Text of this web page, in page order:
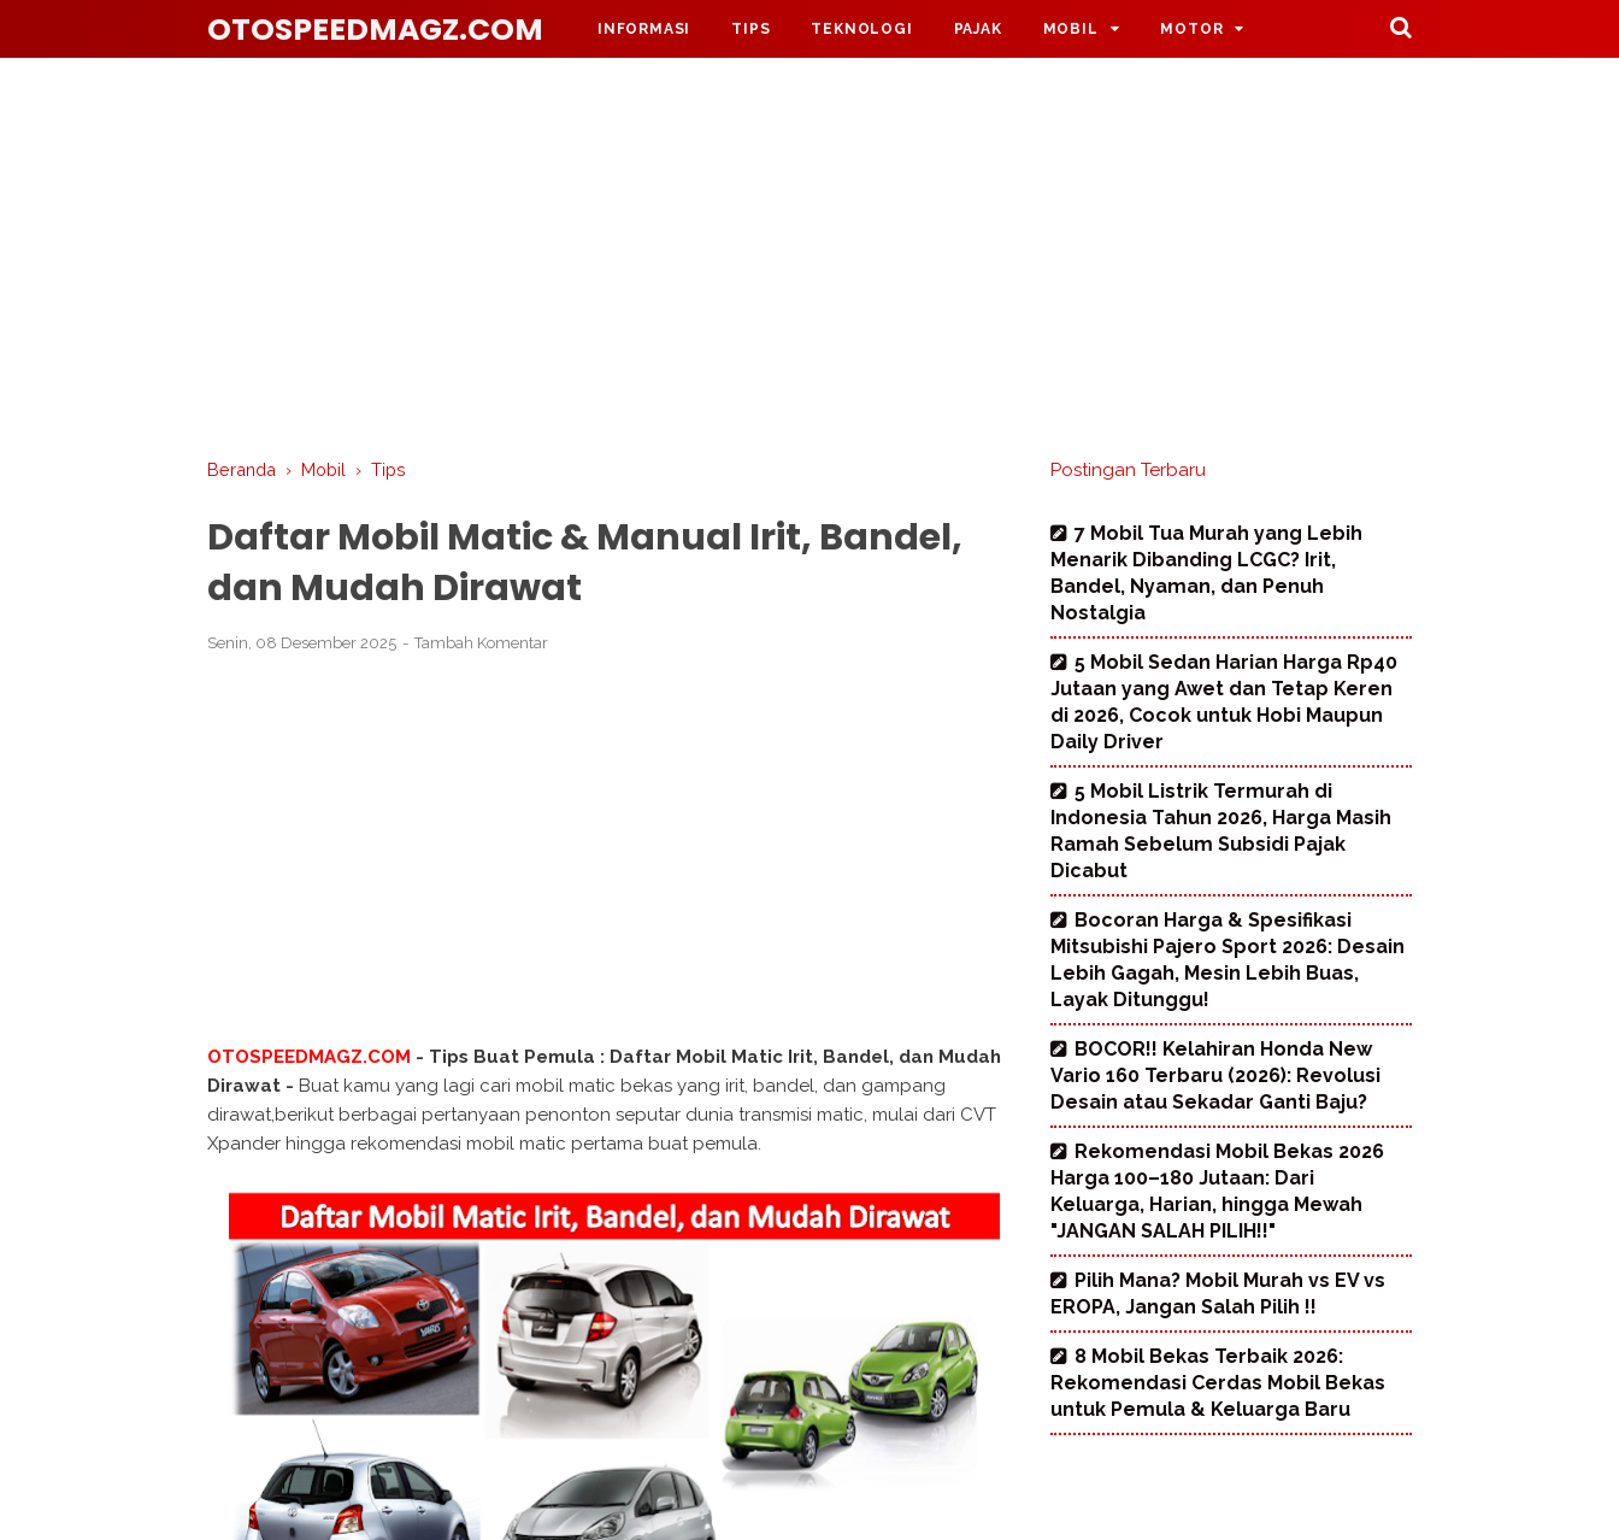
OTOSPEEDMAGZ.COM INFORMASI TIPS TEKNOLOGI PAJAK MOBIL MOTOR
Beranda › Mobil › Tips
Daftar Mobil Matic & Manual Irit, Bandel,
dan Mudah Dirawat
Senin, 08 Desember 2025 Tambah Komentar
OTOSPEEDMAGZ.COM - Tips Buat Pemula : Daftar Mobil Matic Irit, Bandel, dan Mudah
Dirawat - Buat kamu yang lagi cari mobil matic bekas yang irit, bandel, dan gampang
dirawat,berikut berbagai pertanyaan penonton seputar dunia transmisi matic, mulai dari CVT
Xpander hingga rekomendasi mobil matic pertama buat pemula.
Postingan Terbaru
7 Mobil Tua Murah yang Lebih
Menarik Dibanding LCGC? Irit,
Bandel, Nyaman, dan Penuh
Nostalgia
5 Mobil Sedan Harian Harga Rp40
Jutaan yang Awet dan Tetap Keren
di 2026, Cocok untuk Hobi Maupun
Daily Driver
5 Mobil Listrik Termurah di
Indonesia Tahun 2026, Harga Masih
Ramah Sebelum Subsidi Pajak
Dicabut
Bocoran Harga & Spesifikasi
Mitsubishi Pajero Sport 2026: Desain
Lebih Gagah, Mesin Lebih Buas,
Layak Ditunggu!
BOCOR!! Kelahiran Honda New
Vario 160 Terbaru (2026): Revolusi
Desain atau Sekadar Ganti Baju?
Rekomendasi Mobil Bekas 2026
Harga 100–180 Jutaan: Dari
Keluarga, Harian, hingga Mewah
"JANGAN SALAH PILIH!!"
Pilih Mana? Mobil Murah vs EV vs
EROPA, Jangan Salah Pilih !!
8 Mobil Bekas Terbaik 2026:
Rekomendasi Cerdas Mobil Bekas
untuk Pemula & Keluarga Baru